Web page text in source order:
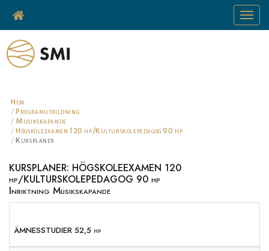
Toggle
Hem
Programutbildning
Musikskapande
Högskoleexamen 120 hp/Kulturskolepedagog 90 hp
Kursplaner
KURSPLANER: HÖGSKOLEEXAMEN 120
hp/KULTURSKOLEPEDAGOG 90 hp
Inriktning Musikskapande
ÄMNESSTUDIER 52,5 hp